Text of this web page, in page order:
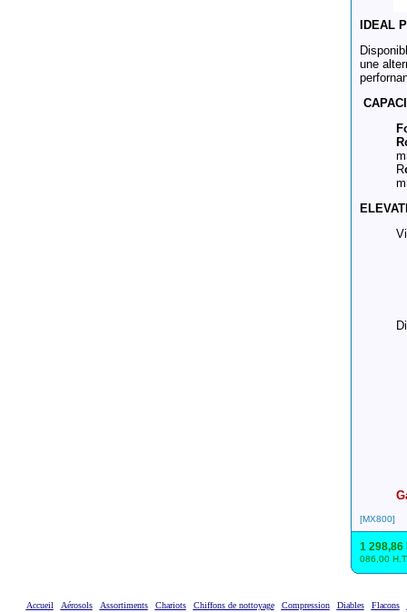
IDEAL
une
R
[MX800]
1 298,86
086,00 H.T
Accueil Aérosols Assortiments Chariots Chiffons de nottoyage Compression Diables Flacons